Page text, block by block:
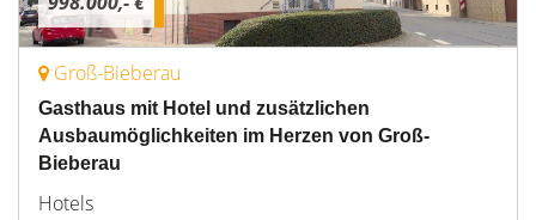
Groß-Bieberau
Gasthaus mit Hotel und zusätzlichen
Ausbaumöglichkeiten im Herzen von Groß-
Bieberau
Hotels